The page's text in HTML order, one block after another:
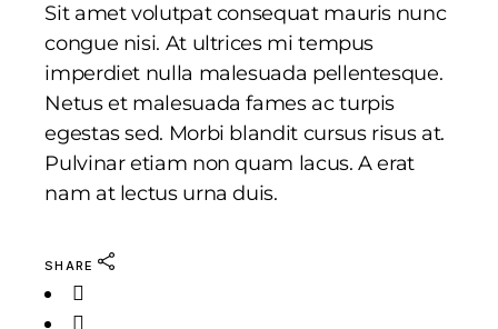
Sit amet volutpat consequat mauris nunc
congue nisi. At ultrices mi tempus
imperdiet nulla malesuada pellentesque.
Netus et malesuada fames ac turpis
egestas sed. Morbi blandit cursus risus at.
Pulvinar etiam non quam lacus. A erat
nam at lectus urna duis.
SHARE